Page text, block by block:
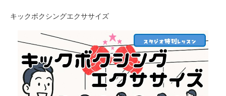
キックボクシングエクササイズ